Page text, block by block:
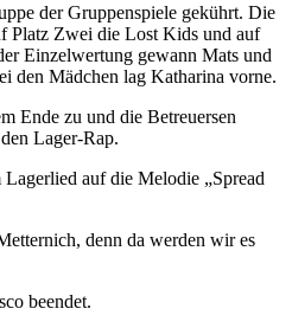
der Gruppenspiele gekührt. Die
Platz Zwei die Lost Kids und auf
Einzelwertung gewann Mats und
den Mädchen lag Katharina vorne.
Ende zu und die Betreuersen
Lager-Rap.
auf die Melodie „Spread
denn da werden wir es
beendet.